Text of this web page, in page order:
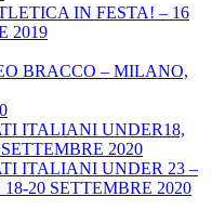
IN FESTA! – 16
2019
BRACCO – MILANO,
ITALIANI UNDER18,
2020
ITALIANI UNDER 23 –
18-20 SETTEMBRE 2020